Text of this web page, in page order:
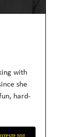
with
she
hard-
CITESTE TOT